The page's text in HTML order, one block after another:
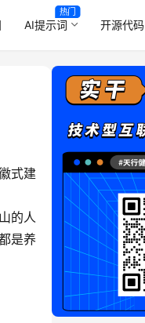
AI提示词
热门
开源代码
式建
的人
是养